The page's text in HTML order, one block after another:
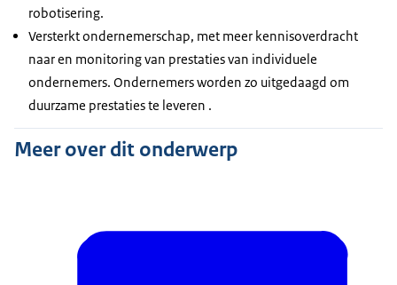
robotisering.
Versterkt ondernemerschap, met meer kennisoverdracht
naar en monitoring van prestaties van individuele
ondernemers. Ondernemers worden zo uitgedaagd om
duurzame prestaties te leveren .
Meer over dit onderwerp